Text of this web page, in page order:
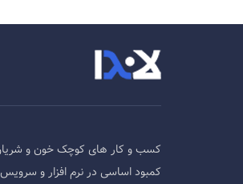
کسب و کار های کوچک خون و
کمبود اساسی در نرم افزار و